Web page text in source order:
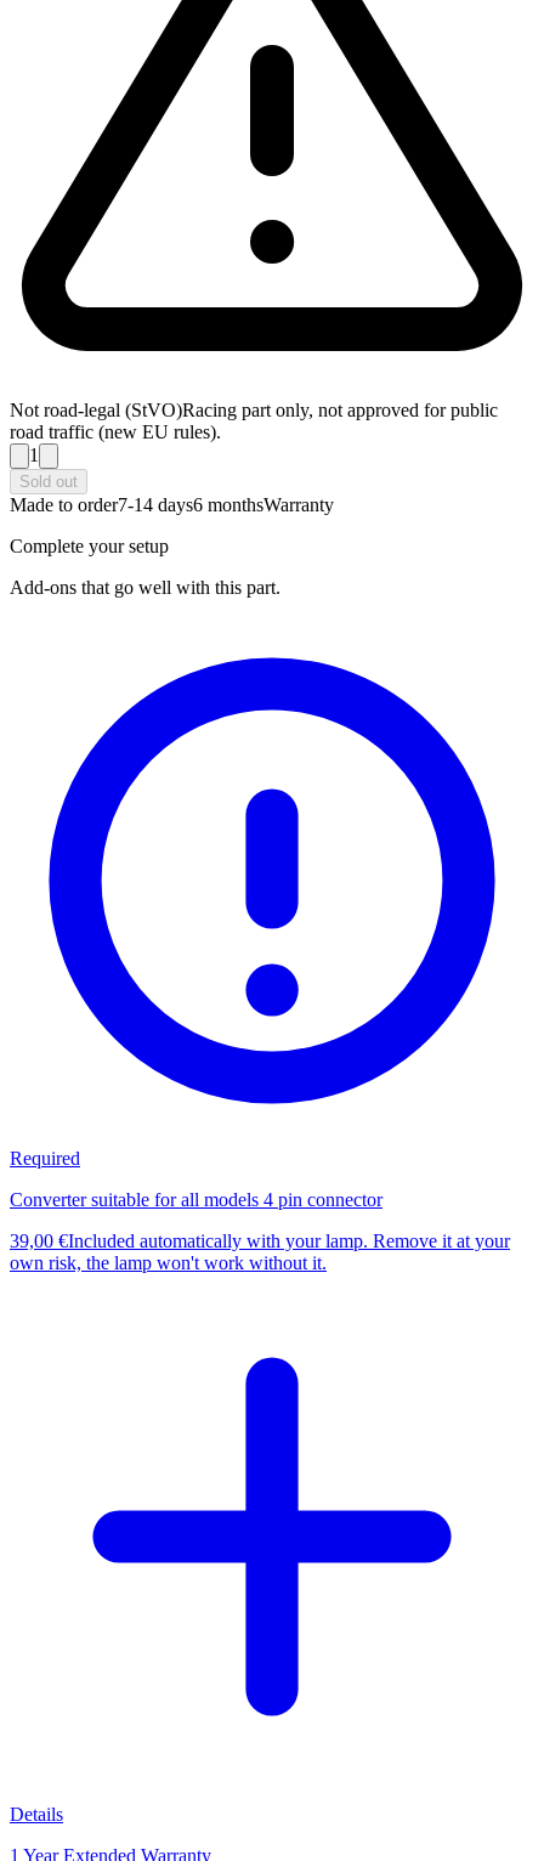
Not road-legal (StVO)Racing part only, not approved for public
road traffic (new EU rules).
1
Sold out
Made to order7-14 days6 monthsWarranty
Complete your setup
Add-ons that go well with this part.
Required
Converter suitable for all models 4 pin connector
39,00 €Included automatically with your lamp. Remove it at your
own risk, the lamp won't work without it.
Details
1 Year Extended Warranty